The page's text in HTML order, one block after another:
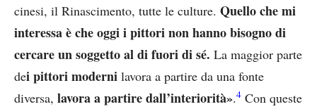
cinesi, il Rinascimento, tutte le culture. Quello che mi
interessa è che oggi i pittori non hanno bisogno di
cercare un soggetto al di fuori di sé. La maggior parte
dei pittori moderni lavora a partire da una fonte
diversa, lavora a partire dall’interiorità».4 Con queste